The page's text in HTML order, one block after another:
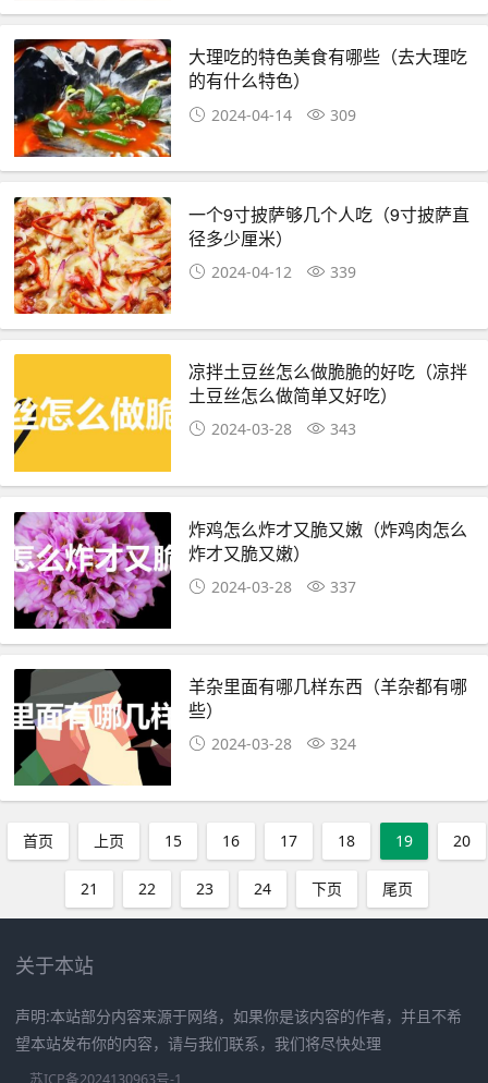
大理吃的特色美食有哪些（去大理吃
的有什么特色）
2024-04-14 309
一个9寸披萨够几个人吃（9寸披萨直
径多少厘米）
2024-04-12 339
凉拌土豆丝怎么做脆脆的好吃（凉拌
土豆丝怎么做简单又好吃）
2024-03-28 343
炸鸡怎么炸才又脆又嫩（炸鸡肉怎么
炸才又脆又嫩）
2024-03-28 337
羊杂里面有哪几样东西（羊杂都有哪
些）
2024-03-28 324
首页 上页 15 16 17 18 19 20
21 22 23 24 下页 尾页
关于本站
声明:本站部分内容来源于网络，如果你是该内容的作者，并且不希
望本站发布你的内容，请与我们联系，我们将尽快处理
苏ICP备2024130963号-1